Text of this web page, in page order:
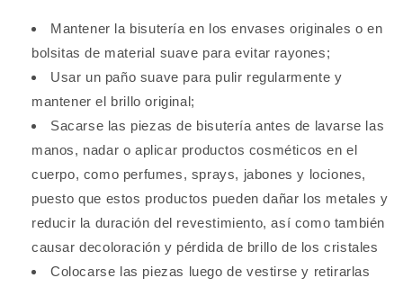
Mantener la bisutería en los envases originales o en
bolsitas de material suave para evitar rayones;
Usar un paño suave para pulir regularmente y
mantener el brillo original;
Sacarse las piezas de bisutería antes de lavarse las
manos, nadar o aplicar productos cosméticos en el
cuerpo, como perfumes, sprays, jabones y lociones,
puesto que estos productos pueden dañar los metales y
reducir la duración del revestimiento, así como también
causar decoloración y pérdida de brillo de los cristales
Colocarse las piezas luego de vestirse y retirarlas